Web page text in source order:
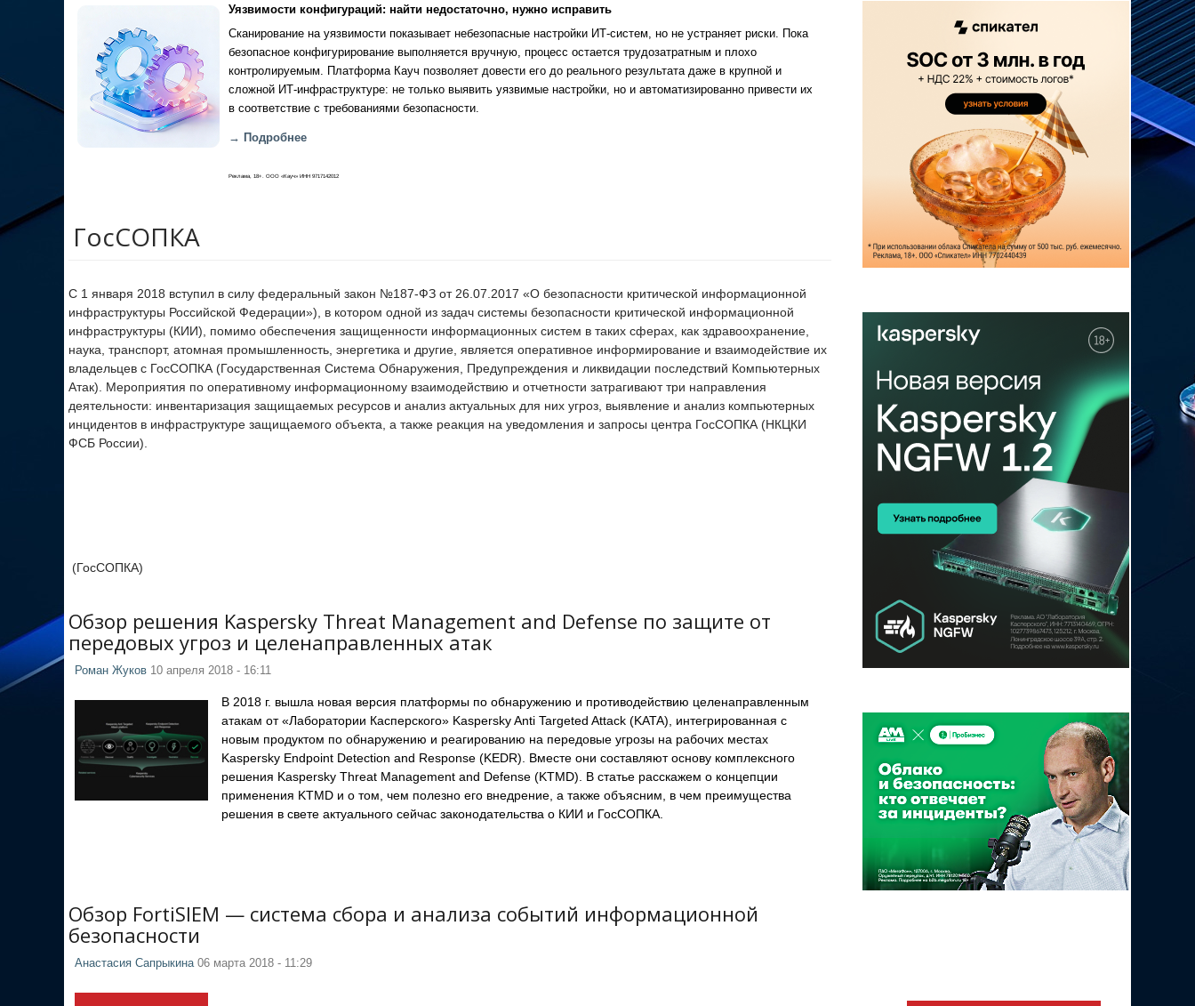
Уязвимости конфигураций: найти недостаточно, нужно исправить
Сканирование на уязвимости показывает небезопасные настройки ИТ-систем, но не устраняет риски. Пока
безопасное конфигурирование выполняется вручную, процесс остается трудозатратным и плохо
контролируемым. Платформа Кауч позволяет довести его до реального результата даже в крупной и
сложной ИТ-инфраструктуре: не только выявить уязвимые настройки, но и автоматизированно привести их
в соответствие с требованиями безопасности.
→ Подробнее
Реклама, 18+. ООО «Кауч» ИНН 9717142012
ГосСОПКА
С 1 января 2018 вступил в силу федеральный закон №187-ФЗ от 26.07.2017 «О безопасности критической информационной
инфраструктуры Российской Федерации»), в котором одной из задач системы безопасности критической информационной
инфраструктуры (КИИ), помимо обеспечения защищенности информационных систем в таких сферах, как здравоохранение,
наука, транспорт, атомная промышленность, энергетика и другие, является оперативное информирование и взаимодействие их
владельцев с ГосСОПКА (Государственная Система Обнаружения, Предупреждения и ликвидации последствий Компьютерных
Атак). Мероприятия по оперативному информационному взаимодействию и отчетности затрагивают три направления
деятельности: инвентаризация защищаемых ресурсов и анализ актуальных для них угроз, выявление и анализ компьютерных
инцидентов в инфраструктуре защищаемого объекта, а также реакция на уведомления и запросы центра ГосСОПКА (НКЦКИ
ФСБ России).
(ГосСОПКА)
Обзор решения Kaspersky Threat Management and Defense по защите от
передовых угроз и целенаправленных атак
Роман Жуков 10 апреля 2018 - 16:11
В 2018 г. вышла новая версия платформы по обнаружению и противодействию целенаправленным
атакам от «Лаборатории Касперского» Kaspersky Anti Targeted Attack (KATA), интегрированная с
новым продуктом по обнаружению и реагированию на передовые угрозы на рабочих местах
Kaspersky Endpoint Detection and Response (KEDR). Вместе они составляют основу комплексного
решения Kaspersky Threat Management and Defense (KTMD). В статье расскажем о концепции
применения KTMD и о том, чем полезно его внедрение, а также объясним, в чем преимущества
решения в свете актуального сейчас законодательства о КИИ и ГосСОПКА.
Обзор FortiSIEM — система сбора и анализа событий информационной
безопасности
Анастасия Сапрыкина06 марта 2018 - 11:29